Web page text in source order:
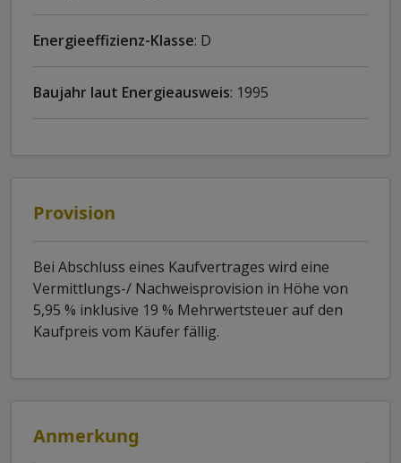
Energieeffizienz-Klasse: D
Baujahr laut Energieausweis: 1995
Provision
Bei Abschluss eines Kaufvertrages wird eine
Vermittlungs-/ Nachweisprovision in Höhe von
5,95 % inklusive 19 % Mehrwertsteuer auf den
Kaufpreis vom Käufer fällig.
Anmerkung